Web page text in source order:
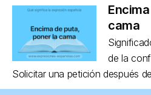
cama
de la
Solicitar una petición después